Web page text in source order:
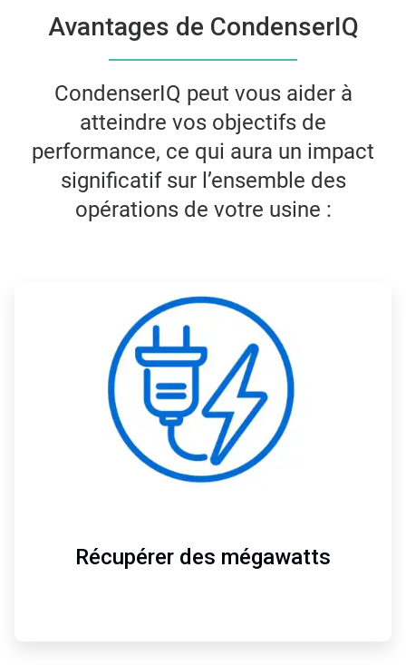
Avantages de CondenserIQ
CondenserIQ peut vous aider à
atteindre vos objectifs de
performance, ce qui aura un impact
significatif sur l’ensemble des
opérations de votre usine :
1
Récupérer des mégawatts